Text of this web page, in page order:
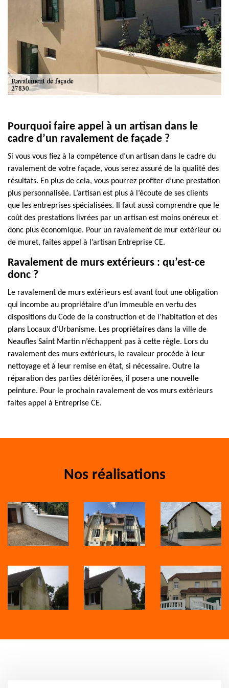
Pourquoi faire appel à un artisan dans le
cadre d’un ravalement de façade ?
Si vous vous fiez à la compétence d’un artisan dans le cadre du
ravalement de votre façade, vous serez assuré de la qualité des
résultats. En plus de cela, vous pourrez profiter d’une prestation
plus personnalisée. L’artisan est plus à l’écoute de ses clients
que les entreprises spécialisées. Il faut aussi comprendre que le
coût des prestations livrées par un artisan est moins onéreux et
donc plus économique. Pour un ravalement de mur extérieur ou
de muret, faites appel à l’artisan Entreprise CE.
Ravalement de murs extérieurs : qu’est-ce
donc ?
Le ravalement de murs extérieurs est avant tout une obligation
qui incombe au propriétaire d’un immeuble en vertu des
dispositions du Code de la construction et de l’habitation et des
plans Locaux d’Urbanisme. Les propriétaires dans la ville de
Neaufles Saint Martin n’échappent pas à cette règle. Lors du
ravalement des murs extérieurs, le ravaleur procède à leur
nettoyage et à leur remise en état, si nécessaire. Outre la
réparation des parties détériorées, il posera une nouvelle
peinture. Pour le prochain ravalement de vos murs extérieurs
faites appel à Entreprise CE.
Nos réalisations